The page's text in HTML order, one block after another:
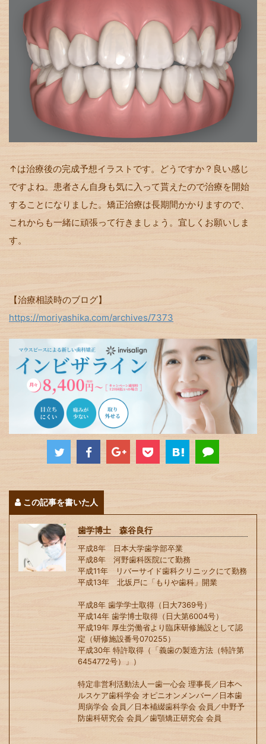
↑は治療後の完成予想イラストです。どうですか？良い感じ
ですよね。患者さん自身も気に入って貰えたので治療を開始
することになりました。矯正治療は長期間かかりますので、
これからも一緒に頑張って行きましょう。宜しくお願いしま
す。
【治療相談時のブログ】
https://moriyashika.com/archives/7373
この記事を書いた人
歯学博士 森谷良行
平成8年 日本大学歯学部卒業
平成8年 河野歯科医院にて勤務
平成11年 リバーサイド歯科クリニックにて勤務
平成13年 北坂戸に「もりや歯科」開業
平成8年 歯学学士取得（日大7369号）
平成14年 歯学博士取得（日大第6004号）
平成19年 厚生労働省より臨床研修施設として認
定（研修施設番号070255）
平成30年 特許取得（「義歯の製造方法（特許第
6454772号）」）
特定非営利活動法人一歯一心会 理事長／日本ヘ
ルスケア歯科学会 オピニオンメンバー／日本歯
周病学会 会員／日本補綴歯科学会 会員／中野予
防歯科研究会 会員／歯顎矯正研究会 会員